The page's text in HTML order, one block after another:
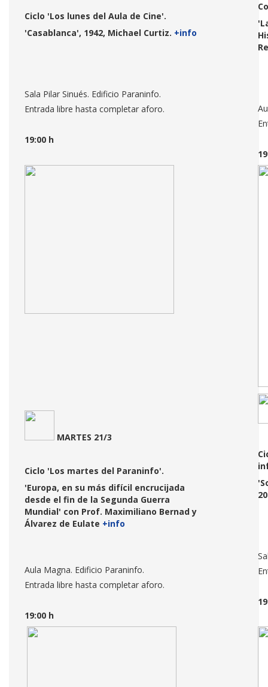
Ciclo 'Los lunes del Aula de Cine'.
'Casablanca', 1942, Michael Curtiz. +info
Sala Pilar Sinués. Edificio Paraninfo.
Entrada libre hasta completar aforo.
19:00 h
MARTES 21/3
Ciclo 'Los martes del Paraninfo'.
'Europa, en su más difícil encrucijada
desde el fin de la Segunda Guerra
Mundial' con Prof. Maximiliano Bernad y
Álvarez de Eulate +info
Aula Magna. Edificio Paraninfo.
Entrada libre hasta completar aforo.
19:00 h